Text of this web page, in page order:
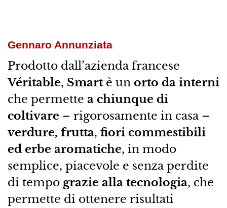
Gennaro Annunziata
Prodotto dall’azienda francese
Véritable, Smartè un orto da interni
che permette a chiunque di
coltivare – rigorosamente in casa –
verdure, frutta, fiori commestibili
ed erbe aromatiche, in modo
semplice, piacevole e senza perdite
di tempo grazie alla tecnologia, che
permette di ottenere risultati